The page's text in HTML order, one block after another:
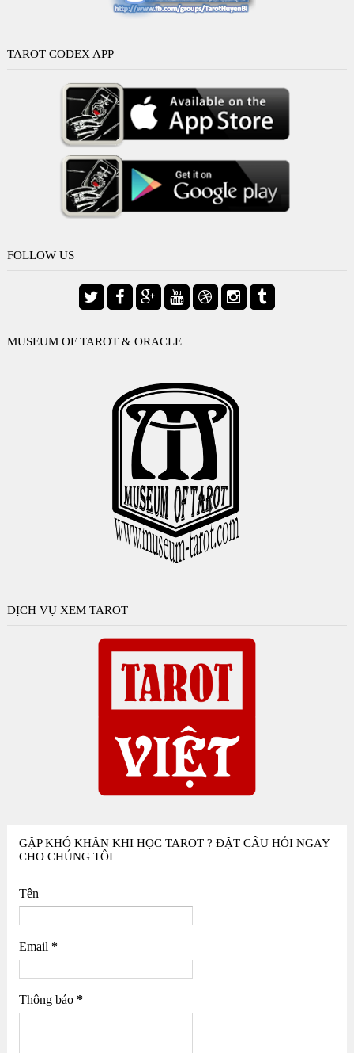
TAROT CODEX APP
FOLLOW US
MUSEUM OF TAROT & ORACLE
DỊCH VỤ XEM TAROT
GẶP KHÓ KHĂN KHI HỌC TAROT ? ĐẶT CÂU HỎI NGAY
CHO CHÚNG TÔI
Tên
Email *
Thông báo *